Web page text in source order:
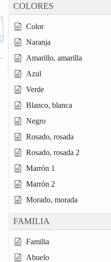
COLORES
Color
Naranja
Amarillo, amarilla
Azul
Verde
Blanco, blanca
Negro
Rosado, rosada
Rosado, rosada 2
Marrón 1
Marrón 2
Morado, morada
FAMILIA
Familia
Abuelo